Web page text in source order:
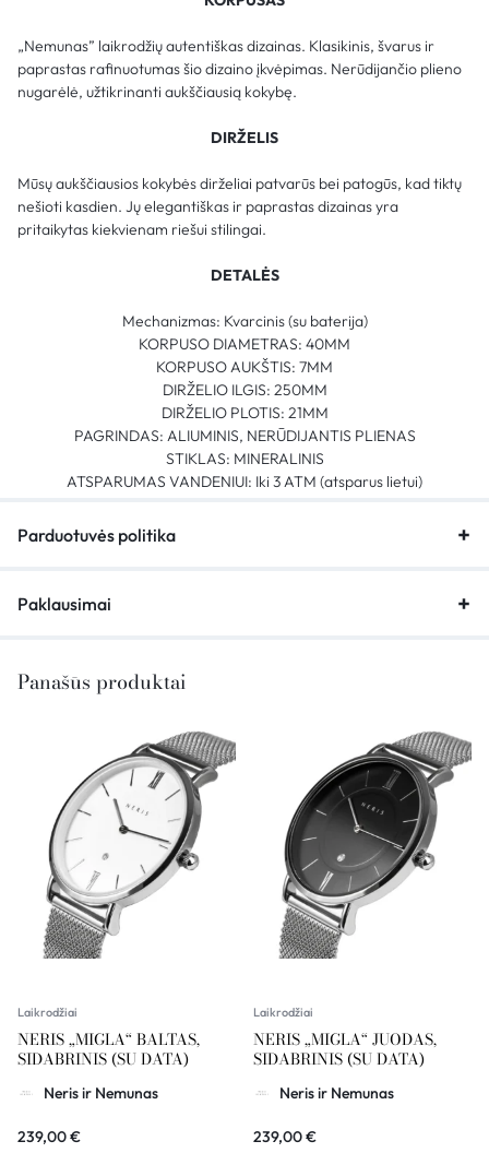
„Nemunas” laikrodžių autentiškas dizainas. Klasikinis, švarus ir
paprastas rafinuotumas šio dizaino įkvėpimas. Nerūdijančio plieno
nugarėlė, užtikrinanti aukščiausią kokybę.
DIRŽELIS
Mūsų aukščiausios kokybės dirželiai patvarūs bei patogūs, kad tiktų
nešioti kasdien. Jų elegantiškas ir paprastas dizainas yra
pritaikytas kiekvienam riešui stilingai.
DETALĖS
Mechanizmas: Kvarcinis (su baterija)
KORPUSO DIAMETRAS: 40MM
KORPUSO AUKŠTIS: 7MM
DIRŽELIO ILGIS: 250MM
DIRŽELIO PLOTIS: 21MM
PAGRINDAS: ALIUMINIS, NERŪDIJANTIS PLIENAS
STIKLAS: MINERALINIS
ATSPARUMAS VANDENIUI: Iki 3 ATM (atsparus lietui)
Parduotuvės politika
Paklausimai
Panašūs produktai
Laikrodžiai
NERIS „MIGLA“ BALTAS,
SIDABRINIS (SU DATA)
Neris ir Nemunas
239,00€
Laikrodžiai
NERIS „MIGLA“ JUODAS,
SIDABRINIS (SU DATA)
Neris ir Nemunas
239,00€